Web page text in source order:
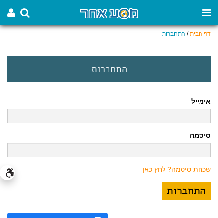
דף הבית/ התחברות
התחברות
אימייל
סיסמה
שכחת סיסמה? לחץ כאן